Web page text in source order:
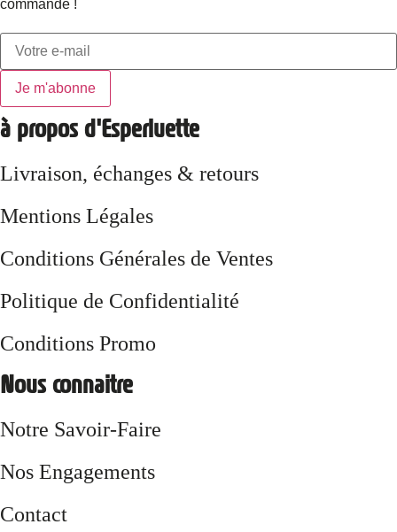
commande !
Je m'abonne
à propos d'Esperluette
Livraison, échanges & retours
Mentions Légales
Conditions Générales de Ventes
Politique de Confidentialité
Conditions Promo
Nous connaitre
Notre Savoir-Faire
Nos Engagements
Contact